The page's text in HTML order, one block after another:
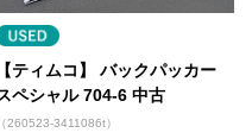
【ティムコ】 バックパッカー
ペシャル 704-6 中古
（260523-3411086t）